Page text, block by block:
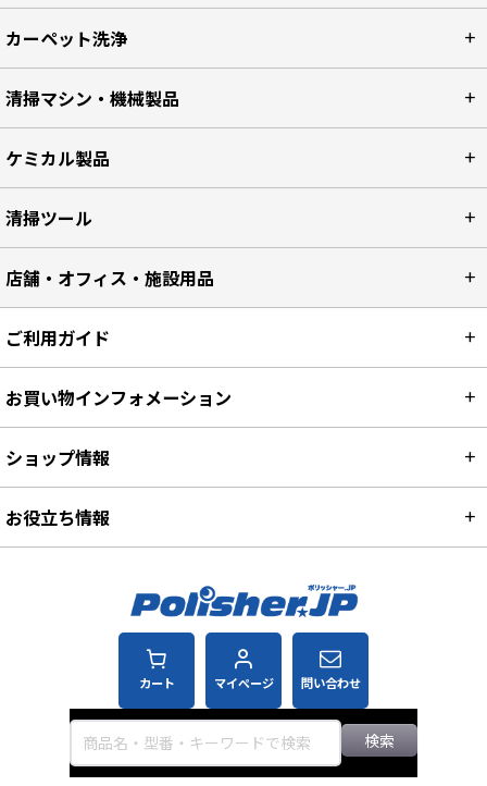
カーペット洗浄
清掃マシン・機械製品
ケミカル製品
清掃ツール
店舗・オフィス・施設用品
カート マイページ 問い合わせ
検索
ご利用ガイド
お買い物インフォメーション
ショップ情報
お役立ち情報